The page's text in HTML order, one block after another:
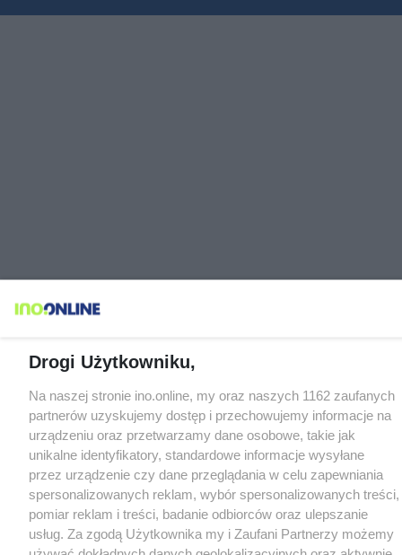
Drogi Użytkowniku,
Na naszej stronie ino.online, my oraz naszych 1162 zaufanych
partnerów uzyskujemy dostęp i przechowujemy informacje na
urządzeniu oraz przetwarzamy dane osobowe, takie jak
unikalne identyfikatory, standardowe informacje wysyłane
przez urządzenie czy dane przeglądania w celu zapewniania
spersonalizowanych reklam, wybór spersonalizowanych treści,
pomiar reklam i treści, badanie odbiorców oraz ulepszanie
usług. Za zgodą Użytkownika my i Zaufani Partnerzy możemy